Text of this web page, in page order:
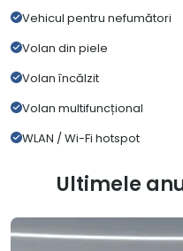
Vehicul pentru nefumători
Volan din piele
Volan încălzit
Volan multifuncțional
WLAN / Wi-Fi hotspot
Ultimele